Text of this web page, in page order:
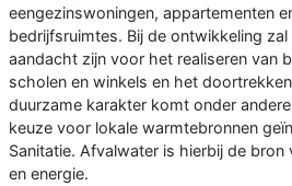
eengezinswoningen, appartementen
bedrijfsruimtes. Bij de ontwikkeling
aandacht zijn voor het realiseren van
scholen en winkels en het
duurzame karakter komt onder
keuze voor lokale warmtebronnen
Sanitatie. Afvalwater is hierbij de
en energie.